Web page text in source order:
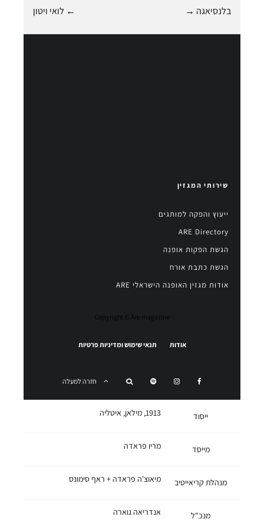
← לואי ויטון בלנסיאגה →
שירותי המגזין
ייעוץ והפקה למותגים
ARE Directory
הגשת הפקות אופנה
הגשת כתבת אורח
אודות מגזין האופנה הישראלי ARE
Copyright © Are magazine
אודות תנאי שימוש ומדיניות פרטיות
חזרה למעלה
ייסוד 1913, מילאן, איטליה
מייסד מריו פראדה
מנהלת קריאייטיב מיאוצ'ה פראדה + ראף סימונס
מנכ"ל אנדריאה גוארה